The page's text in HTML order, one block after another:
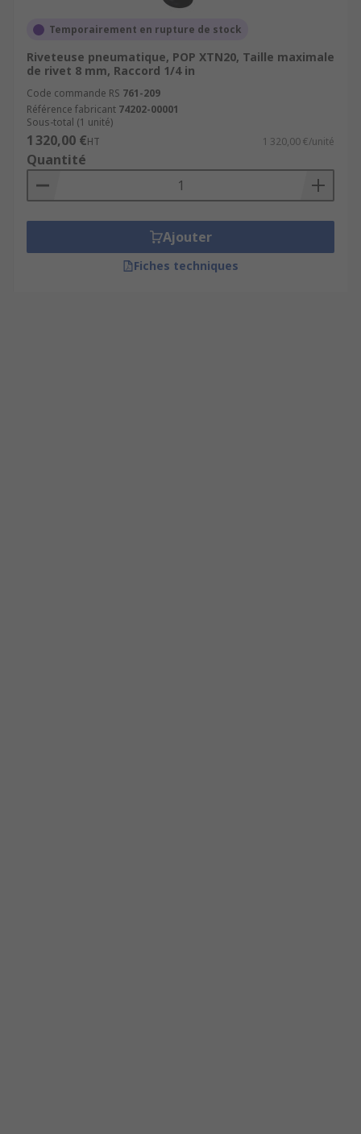
Temporairement en rupture de stock
Riveteuse pneumatique, POP XTN20, Taille maximale
de rivet 8 mm, Raccord 1/4 in
Code commande RS 761-209
Référence fabricant 74202-00001
Sous-total (1 unité)
1 320,00 €HT 1 320,00 €/unité
Quantité
Ajouter
Fiches techniques